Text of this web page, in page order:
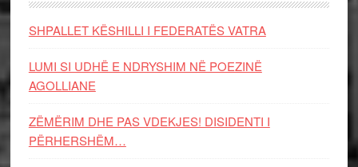
SHPALLET KËSHILLI I FEDERATËS VATRA
LUMI SI UDHË E NDRYSHIM NË POEZINË
AGOLLIANE
ZËMËRIM DHE PAS VDEKJES! DISIDENTI I
PËRHERSHËM…